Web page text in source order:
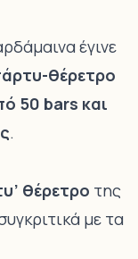
έγινε
θέρετρο
50 bars και
.
θέρετρο της
με τα